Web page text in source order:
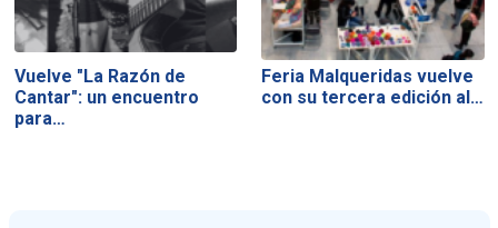
Vuelve "La Razón de
Cantar": un encuentro
para…
Feria Malqueridas vuelve
con su tercera edición al…